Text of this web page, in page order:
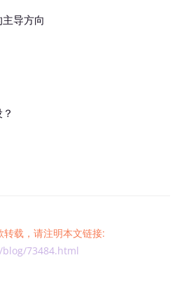
导方向
转载，请注明本文链接:
73484.html